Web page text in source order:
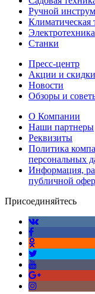
Ручной
Климатическая
Электротехника
Станки
Пресс-центр
Акции и скидки
Новости
Обзоры и
О Компании
Наши партнеры
Реквизиты
Политика
персональных
Информация,
публичной
Присоединяйтесь